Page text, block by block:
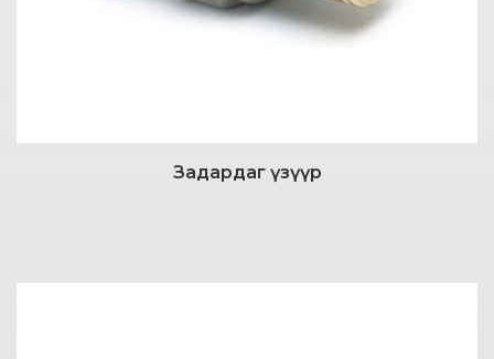
ДэлгэрэнгүйЗадардаг үзүүр